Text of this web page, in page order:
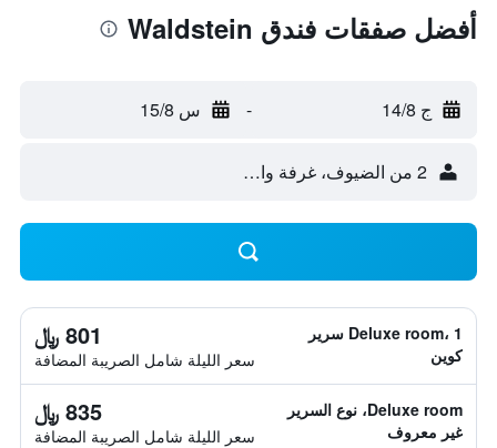
أفضل صفقات فندق Waldstein
ج 14/8 - س 15/8
2 من الضيوف، غرفة واحدة
Deluxe room، 1 سرير
كوين
801 ﷼
سعر الليلة شامل الصريبة المضافة
Deluxe room، نوع السرير
غير معروف
835 ﷼
سعر الليلة شامل الصريبة المضافة